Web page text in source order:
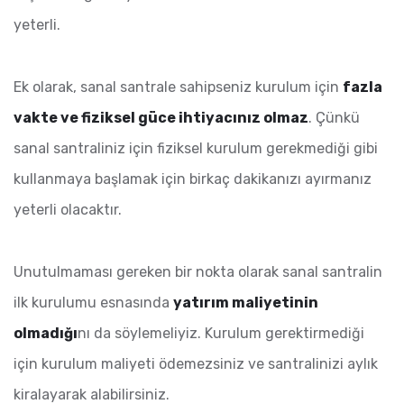
yeterli.
Ek olarak, sanal santrale sahipseniz kurulum için fazla
vakte ve fiziksel güce ihtiyacınız olmaz. Çünkü
sanal santraliniz için fiziksel kurulum gerekmediği gibi
kullanmaya başlamak için birkaç dakikanızı ayırmanız
yeterli olacaktır.
Unutulmaması gereken bir nokta olarak sanal santralin
ilk kurulumu esnasında yatırım maliyetinin
olmadığını da söylemeliyiz. Kurulum gerektirmediği
için kurulum maliyeti ödemezsiniz ve santralinizi aylık
kiralayarak alabilirsiniz.